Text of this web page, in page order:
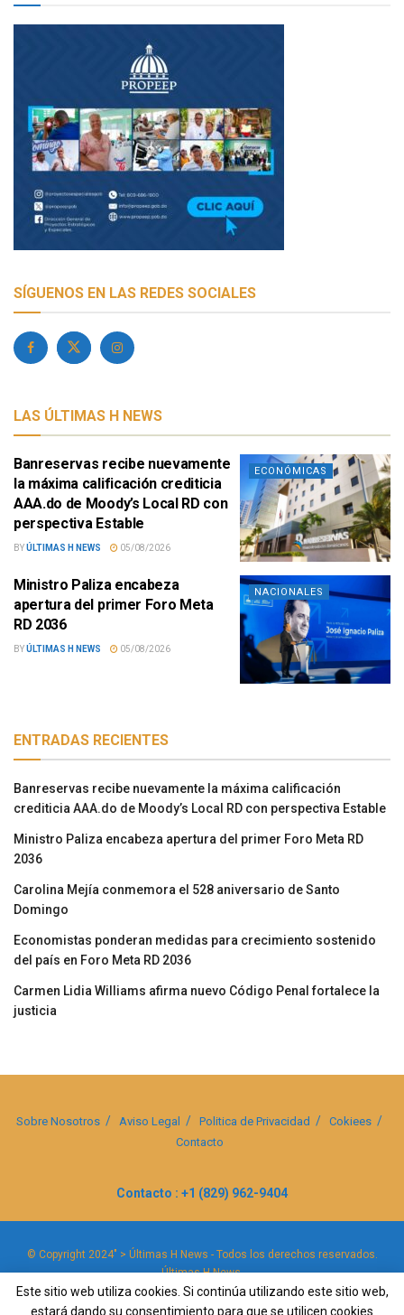
SÍGUENOS EN LAS REDES SOCIALES
LAS ÚLTIMAS H NEWS
ECONÓMICAS
Banreservas recibe nuevamente
la máxima calificación crediticia
AAA.do de Moody’s Local RD con
perspectiva Estable
BYÚLTIMAS H NEWS 05/08/2026
NACIONALES
Ministro Paliza encabeza
apertura del primer Foro Meta
RD 2036
BYÚLTIMAS H NEWS 05/08/2026
ENTRADAS RECIENTES
Banreservas recibe nuevamente la máxima calificación
crediticia AAA.do de Moody’s Local RD con perspectiva Estable
Ministro Paliza encabeza apertura del primer Foro Meta RD
2036
Carolina Mejía conmemora el 528 aniversario de Santo
Domingo
Economistas ponderan medidas para crecimiento sostenido
del país en Foro Meta RD 2036
Carmen Lidia Williams afirma nuevo Código Penal fortalece la
justicia
Sobre Nosotros Aviso Legal Politica de Privacidad
Cokiees
Contacto
Contacto : +1 (829) 962-9404
© Copyright 2024" > Últimas H News - Todos los derechos reservados.
Últimas H News.
Este sitio web utiliza cookies. Si continúa utilizando este sitio web,
estará dando su consentimiento para que se utilicen cookies